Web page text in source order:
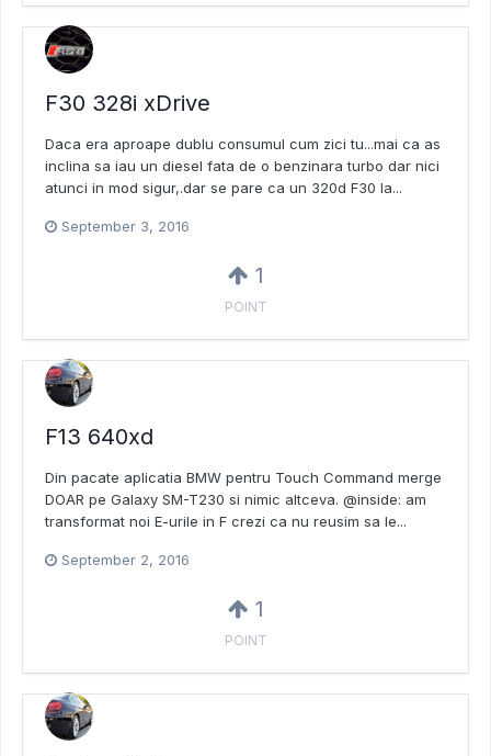
F30 328i xDrive
Daca era aproape dublu consumul cum zici tu...mai ca as
inclina sa iau un diesel fata de o benzinara turbo dar nici
atunci in mod sigur,.dar se pare ca un 320d F30 la...
September 3, 2016
1
POINT
F13 640xd
Din pacate aplicatia BMW pentru Touch Command merge
DOAR pe Galaxy SM-T230 si nimic altceva. @inside: am
transformat noi E-urile in F crezi ca nu reusim sa le...
September 2, 2016
1
POINT